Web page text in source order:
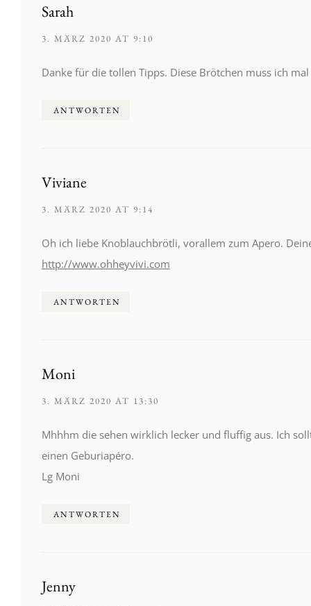
Sarah
3. MÄRZ 2020 AT 9:10
Danke für die tollen Tipps. Diese Brötchen muss ich
ANTWORTEN
Viviane
3. MÄRZ 2020 AT 9:14
Oh ich liebe Knoblauchbrötli, vorallem zum Apero.
http://www.ohheyvivi.com
ANTWORTEN
Moni
3. MÄRZ 2020 AT 13:30
Mhhhm die sehen wirklich lecker und fluffig aus. Ich
einen Geburiapéro.
Lg Moni
ANTWORTEN
Jenny